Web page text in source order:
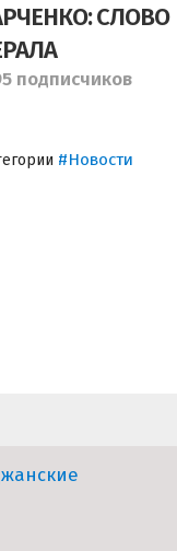
СЛОВО
подписчиков
#Новости